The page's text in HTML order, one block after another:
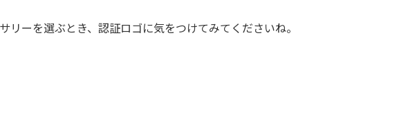
リーを選ぶとき、認証ロゴに気をつけてみてくださいね。